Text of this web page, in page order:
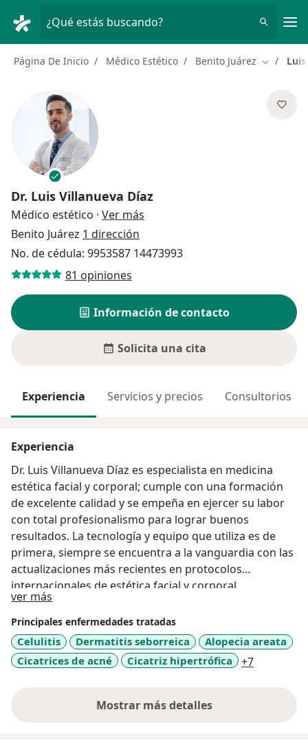
¿Qué estás buscando?
Página De Inicio Médico Estético Benito Juárez Cambiar
Dr. Luis Villanueva Díaz
Médico estético · Ver más
Benito Juárez 1 dirección
No. de cédula: 9953587 14473993
81 opiniones
Información de contacto
Solicita una cita
Experiencia Servicios y precios Consultorios
Experiencia
Dr. Luis Villanueva Díaz es especialista en medicina
estética facial y corporal; cumple con una formación
de excelente calidad y se empeña en ejercer su labor
con total profesionalismo para lograr buenos
resultados. La tecnología y equipo que utiliza es de
primera, siempre se encuentra a la vanguardia con las
actualizaciones más recientes en protocolos
internacionales de estética facial y corporal.
ver más
Principales enfermedades tratadas
Celulitis Dermatitis seborreica
Alopecia areata
Cicatrices de acné
Cicatriz hipertrófica +7
Mostrar más detalles
sobre la experiencia